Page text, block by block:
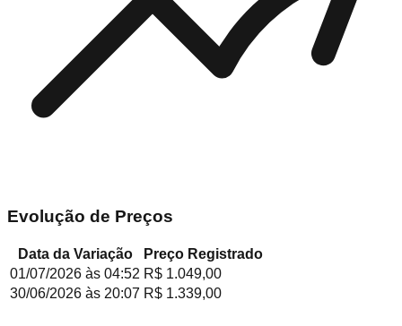
Evolução de Preços
Data da Variação
Preço Registrado
01/07/2026 às 04:52 R$ 1.049,00
30/06/2026 às 20:07 R$ 1.339,00